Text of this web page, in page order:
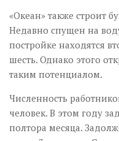
«Океан» также строит
Недавно спущен на
постройке находятся
шесть. Однако этого
таким потенциалом.
Численность
человек. В этом году
полтора месяца.